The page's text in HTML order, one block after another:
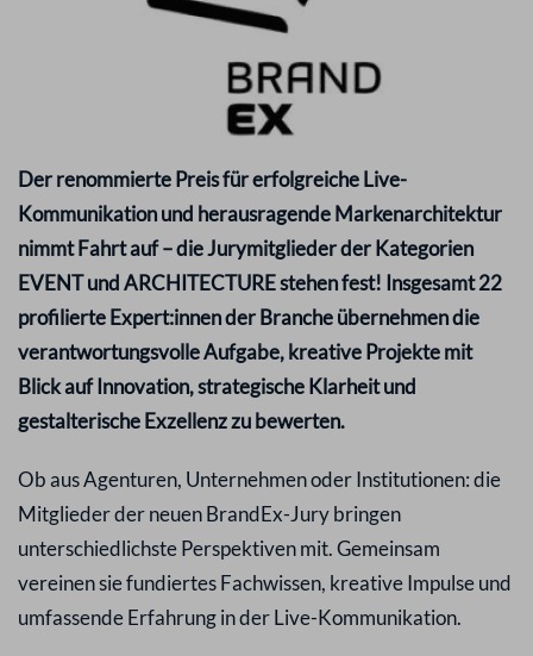
Der renommierte Preis für erfolgreiche Live-
Kommunikation und herausragende Markenarchitektur
nimmt Fahrt auf – die Jurymitglieder der Kategorien
EVENT und ARCHITECTURE stehen fest! Insgesamt 22
profilierte Expert:innen der Branche übernehmen die
verantwortungsvolle Aufgabe, kreative Projekte mit
Blick auf Innovation, strategische Klarheit und
gestalterische Exzellenz zu bewerten.
Ob aus Agenturen, Unternehmen oder Institutionen: die
Mitglieder der neuen BrandEx-Jury bringen
unterschiedlichste Perspektiven mit. Gemeinsam
vereinen sie fundiertes Fachwissen, kreative Impulse und
umfassende Erfahrung in der Live-Kommunikation.